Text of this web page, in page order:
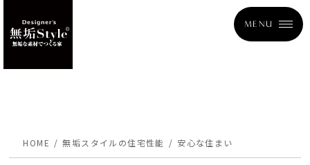
MENU
HOME 無垢スタイルの住宅性能 安心な住まい